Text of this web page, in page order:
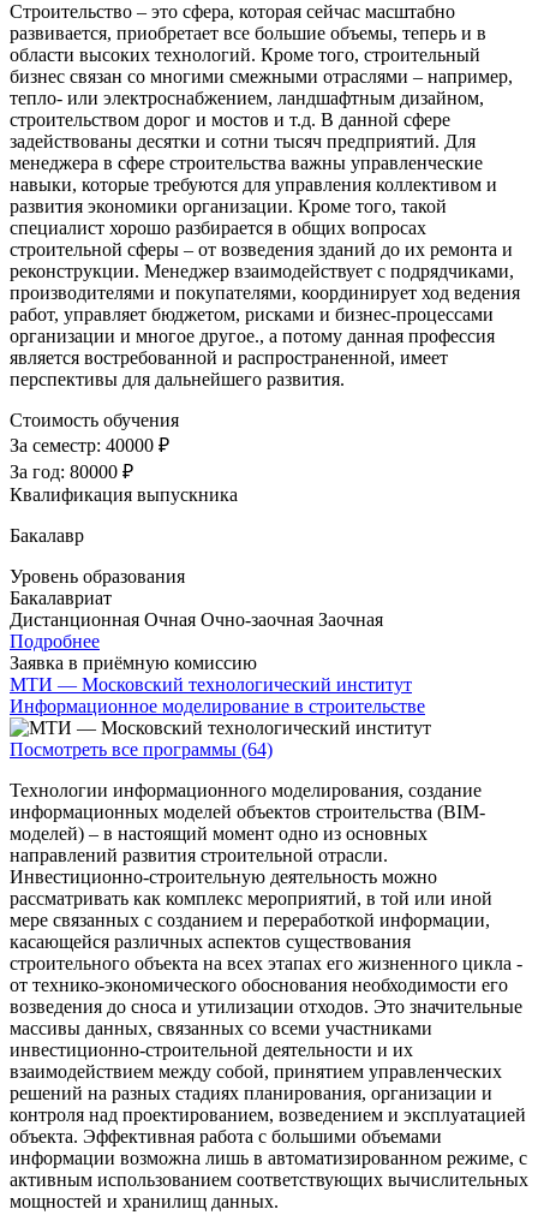
Строительство – это сфера, которая сейчас масштабно
развивается, приобретает все большие объемы, теперь и в
области высоких технологий. Кроме того, строительный
бизнес связан со многими смежными отраслями – например,
тепло- или электроснабжением, ландшафтным дизайном,
строительством дорог и мостов и т.д. В данной сфере
задействованы десятки и сотни тысяч предприятий. Для
менеджера в сфере строительства важны управленческие
навыки, которые требуются для управления коллективом и
развития экономики организации. Кроме того, такой
специалист хорошо разбирается в общих вопросах
строительной сферы – от возведения зданий до их ремонта и
реконструкции. Менеджер взаимодействует с подрядчиками,
производителями и покупателями, координирует ход ведения
работ, управляет бюджетом, рисками и бизнес-процессами
организации и многое другое., а потому данная профессия
является востребованной и распространенной, имеет
перспективы для дальнейшего развития.
Стоимость обучения
За семестр: 40000 ₽
За год: 80000 ₽
Квалификация выпускника
Бакалавр
Уровень образования
Бакалавриат
Дистанционная Очная Очно-заочная Заочная
Подробнее
Заявка в приёмную комиссию
МТИ — Московский технологический институт
Информационное моделирование в строительстве
Посмотреть все программы (64)
Технологии информационного моделирования, создание
информационных моделей объектов строительства (BIM-
моделей) – в настоящий момент одно из основных
направлений развития строительной отрасли.
Инвестиционно-строительную деятельность можно
рассматривать как комплекс мероприятий, в той или иной
мере связанных с созданием и переработкой информации,
касающейся различных аспектов существования
строительного объекта на всех этапах его жизненного цикла -
от технико-экономического обоснования необходимости его
возведения до сноса и утилизации отходов. Это значительные
массивы данных, связанных со всеми участниками
инвестиционно-строительной деятельности и их
взаимодействием между собой, принятием управленческих
решений на разных стадиях планирования, организации и
контроля над проектированием, возведением и эксплуатацией
объекта. Эффективная работа с большими объемами
информации возможна лишь в автоматизированном режиме, с
активным использованием соответствующих вычислительных
мощностей и хранилищ данных.